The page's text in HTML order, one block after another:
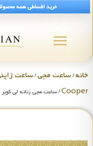
خرید اقساطی همه
خانه/ساعت مچی/ساعت
Cooper/ ساعت مچی زنانه لی کوپر LC06946.590